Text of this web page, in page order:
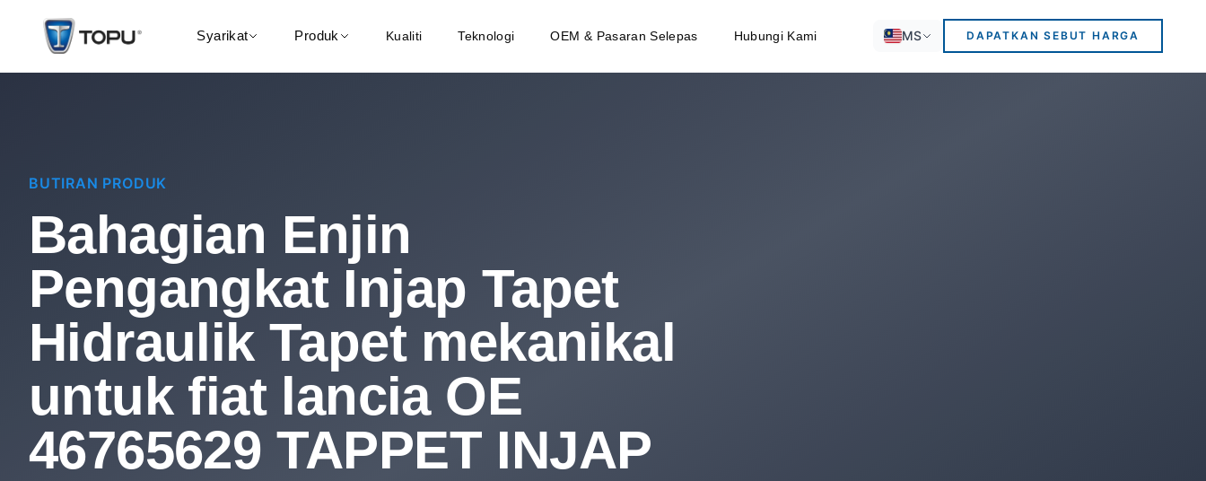
Syarikat Produk Kualiti Teknologi OEM & Pasaran Selepas Hubungi Kami MS DAPATKAN SEBUT HARGA
BUTIRAN PRODUK
Bahagian Enjin
Pengangkat Injap Tapet
Hidraulik Tapet mekanikal
untuk fiat lancia OE
46765629 TAPPET INJAP